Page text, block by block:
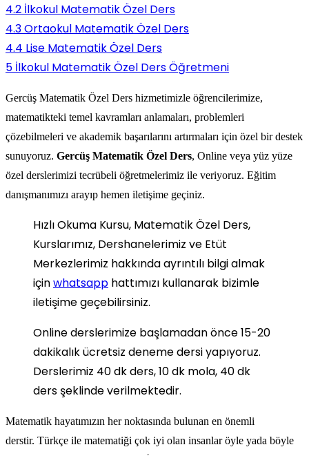
4.2 İlkokul Matematik Özel Ders
4.3Ortaokul Matematik Özel Ders
4.4 Lise Matematik Özel Ders
5 İlkokul Matematik Özel Ders Öğretmeni
Gercüş Matematik Özel Ders hizmetimizle öğrencilerimize,
matematikteki temel kavramları anlamaları, problemleri
çözebilmeleri ve akademik başarılarını artırmaları için özel bir destek
sunuyoruz. Gercüş Matematik Özel Ders, Online veya yüz yüze
özel derslerimizi tecrübeli öğretmelerimiz ile veriyoruz. Eğitim
danışmanımızı arayıp hemen iletişime geçiniz.
Hızlı Okuma Kursu, Matematik Özel Ders,
Kurslarımız, Dershanelerimiz ve Etüt
Merkezlerimiz hakkında ayrıntılı bilgi almak
içinwhatsapp hattımızı kullanarak bizimle
iletişime geçebilirsiniz.
Online derslerimize başlamadan önce 15-20
dakikalık ücretsiz deneme dersi yapıyoruz.
Derslerimiz 40 dk ders, 10 dk mola, 40 dk
ders şeklinde verilmektedir.
Matematik hayatımızın her noktasında bulunan en önemli
derstir. Türkçe ile matematiği çok iyi olan insanlar öyle yada böyle